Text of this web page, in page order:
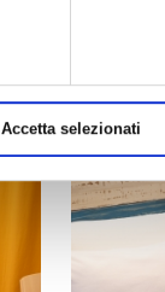
Accetta selezionati